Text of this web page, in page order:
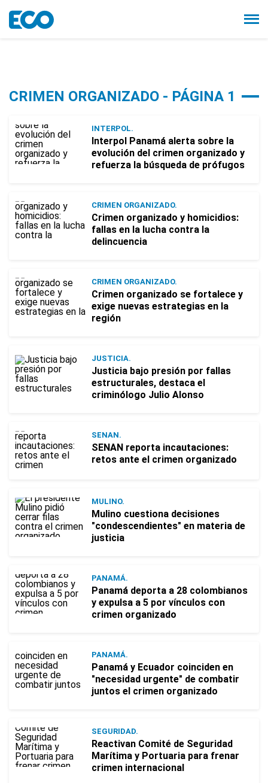
CRIMEN ORGANIZADO - PÁGINA 1
INTERPOL.
Interpol Panamá alerta sobre la
evolución del crimen organizado y
refuerza la búsqueda de prófugos
CRIMEN ORGANIZADO.
Crimen organizado y homicidios:
fallas en la lucha contra la
delincuencia
CRIMEN ORGANIZADO.
Crimen organizado se fortalece y
exige nuevas estrategias en la
región
JUSTICIA.
Justicia bajo presión por fallas
estructurales, destaca el
criminólogo Julio Alonso
SENAN.
SENAN reporta incautaciones:
retos ante el crimen organizado
MULINO.
Mulino cuestiona decisiones
"condescendientes" en materia de
justicia
PANAMÁ.
Panamá deporta a 28 colombianos
y expulsa a 5 por vínculos con
crimen organizado
PANAMÁ.
Panamá y Ecuador coinciden en
"necesidad urgente" de combatir
juntos el crimen organizado
SEGURIDAD.
Reactivan Comité de Seguridad
Marítima y Portuaria para frenar
crimen internacional